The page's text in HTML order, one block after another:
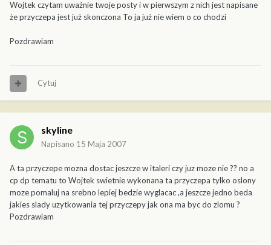
Wojtek czytam uważnie twoje posty i w pierwszym z nich jest napisane
że przyczepa jest już skonczona To ja już nie wiem o co chodzi
Pozdrawiam
Cytuj
skyline
Napisano 15 Maja 2007
A ta przyczepe mozna dostac jeszcze w italeri czy juz moze nie ?? no a
cp dp tematu to Wojtek swietnie wykonana ta przyczepa tylko oslony
moze pomaluj na srebno lepiej bedzie wyglacac ,a jeszcze jedno beda
jakies slady uzytkowania tej przyczepy jak ona ma byc do zlomu ?
Pozdrawiam